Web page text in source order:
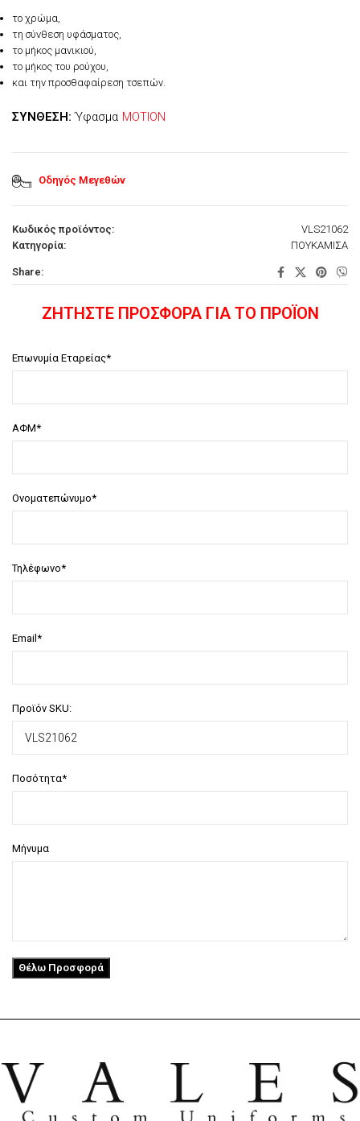
το χρώμα,
τη σύνθεση υφάσματος,
το μήκος μανικιού,
το μήκος του ρούχου,
και την προσθαφαίρεση τσεπών.
ΣΥΝΘΕΣΗ: Ύφασμα MOTION
Οδηγός Μεγεθών
Κωδικός προϊόντος:
VLS21062
Κατηγορία:
ΠΟΥΚΑΜΙΣΑ
Share:
ΖΗΤΗΣΤΕ ΠΡΟΣΦΟΡΑ ΓΙΑ ΤΟ ΠΡΟΪΟΝ
Επωνυμία Εταρείας*
ΑΦΜ*
Ονοματεπώνυμο*
Τηλέφωνο*
Email*
Προϊόν SKU:
Ποσότητα*
Μήνυμα